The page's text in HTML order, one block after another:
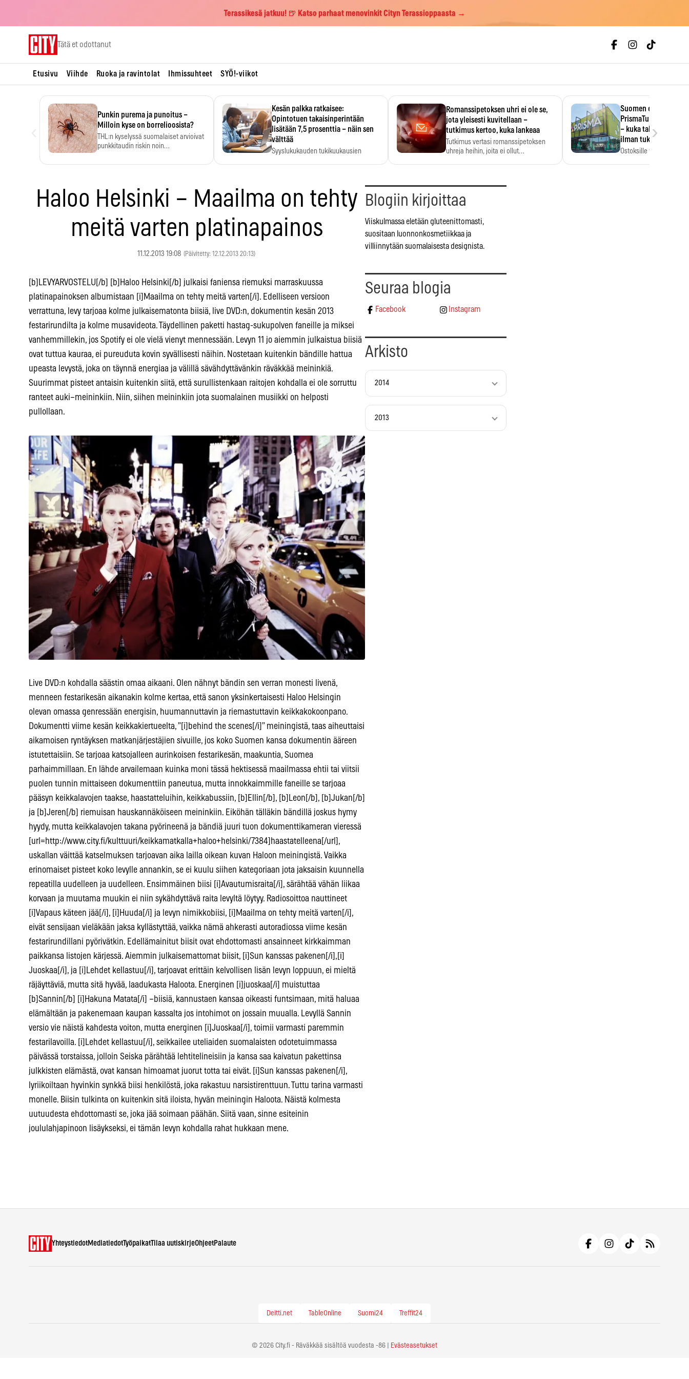
Terassikesä jatkuu! 🍺 Katso parhaat menovinkit Cityn Terassioppaasta →
Tätä et odottanut
Etusivu Viihde Ruoka ja ravintolat Ihmissuhteet SYÖ!-viikot
Punkin purema ja punoitus –
Milloin kyse on borrelioosista?
THL:n kyselyssä suomalaiset arvioivat
punkkitaudin riskin noin
Kesän palkka ratkaisee:
Opintotuen takaisinperintään
lisätään 7,5 prosenttia – näin sen
välttää
Syyslukukauden tukikuukausien
Romanssipetoksen uhri ei ole se,
jota yleisesti kuvitellaan –
tutkimus kertoo, kuka lankeaa
Tutkimus vertasi romanssipetoksen
uhreja heihin, joita ei ollut…
Suomen
PrismaTukku avautui
– kuka tahansa
ilman tukkukorttia
Ostoksille tarvitse
›
Haloo Helsinki – Maailma on tehty
meitä varten platinapainos
11.12.2013 19:08 (Päivitetty: 12.12.2013 20:13)
[b]LEVYARVOSTELU[/b] [b]Haloo Helsinki[/b] julkaisi faniensa riemuksi marraskuussa
platinapainoksen albumistaan [i]Maailma on tehty meitä varten[/i]. Edelliseen versioon
verrattuna, levy tarjoaa kolme julkaisematonta biisiä, live DVD:n, dokumentin kesän 2013
festarirundilta ja kolme musavideota. Täydellinen paketti hastag-sukupolven faneille ja miksei
vanhemmillekin, jos Spotify ei ole vielä vienyt mennessään. Levyn 11 jo aiemmin julkaistua biisiä
ovat tuttua kauraa, ei pureuduta kovin syvällisesti näihin. Nostetaan kuitenkin bändille hattua
upeasta levystä, joka on täynnä energiaa ja välillä sävähdyttävänkin räväkkää meininkiä.
Suurimmat pisteet antaisin kuitenkin siitä, että surullistenkaan raitojen kohdalla ei ole sorruttu
ranteet auki–meininkiin. Niin, siihen meininkiin jota suomalainen musiikki on helposti
pullollaan.
Live DVD:n kohdalla säästin omaa aikaani. Olen nähnyt bändin sen verran monesti livenä,
menneen festarikesän aikanakin kolme kertaa, että sanon yksinkertaisesti Haloo Helsingin
olevan omassa genressään energisin, huumannuttavin ja riemastuttavin keikkakokoonpano.
Dokumentti viime kesän keikkakiertueelta, ”[i]behind the scenes[/i]” meiningistä, taas aiheuttaisi
aikamoisen ryntäyksen matkanjärjestäjien sivuille, jos koko Suomen kansa dokumentin ääreen
istutettaisiin. Se tarjoaa katsojalleen aurinkoisen festarikesän, maakuntia, Suomea
parhaimmillaan. En lähde arvailemaan kuinka moni tässä hektisessä maailmassa ehtii tai viitsii
puolen tunnin mittaiseen dokumenttiin paneutua, mutta innokkaimmille faneille se tarjoaa
pääsyn keikkalavojen taakse, haastatteluihin, keikkabussiin, [b]Ellin[/b], [b]Leon[/b], [b]Jukan[/b]
ja [b]Jeren[/b] riemuisan hauskannäköiseen meininkiin. Eiköhän tälläkin bändillä joskus hymy
hyydy, mutta keikkalavojen takana pyörineenä ja bändiä juuri tuon dokumenttikameran vieressä
[url=http://www.city.fi/kulttuuri/keikkamatkalla+haloo+helsinki/7384]haastatelleena[/url],
uskallan väittää katselmuksen tarjoavan aika lailla oikean kuvan Haloon meiningistä. Vaikka
erinomaiset pisteet koko levylle annankin, se ei kuulu siihen kategoriaan jota jaksaisin kuunnella
repeatilla uudelleen ja uudelleen. Ensimmäinen biisi [i]Avautumisraita[/i], särähtää vähän liikaa
korvaan ja muutama muukin ei niin sykähdyttävä raita levyltä löytyy. Radiosoittoa nauttineet
[i]Vapaus käteen jää[/i], [i]Huuda[/i] ja levyn nimikkobiisi, [i]Maailma on tehty meitä varten[/i],
eivät sensijaan vieläkään jaksa kyllästyttää, vaikka nämä ahkerasti autoradiossa viime kesän
festarirundillani pyörivätkin. Edellämainitut biisit ovat ehdottomasti ansainneet kirkkaimman
paikkansa listojen kärjessä. Aiemmin julkaisemattomat biisit, [i]Sun kanssas pakenen[/i],[i]
Juoskaa[/i], ja [i]Lehdet kellastuu[/i], tarjoavat erittäin kelvollisen lisän levyn loppuun, ei mieltä
räjäyttäviä, mutta sitä hyvää, laadukasta Haloota. Energinen [i]juoskaa[/i] muistuttaa
[b]Sannin[/b] [i]Hakuna Matata[/i] –biisiä, kannustaen kansaa oikeasti funtsimaan, mitä haluaa
elämältään ja pakenemaan kaupan kassalta jos intohimot on jossain muualla. Levyllä Sannin
versio vie näistä kahdesta voiton, mutta energinen [i]Juoskaa[/i], toimii varmasti paremmin
festarilavoilla. [i]Lehdet kellastuu[/i], seikkailee uteliaiden suomalaisten odotetuimmassa
päivässä torstaissa, jolloin Seiska pärähtää lehtitelineisiin ja kansa saa kaivatun pakettinsa
julkkisten elämästä, ovat kansan himoamat juorut totta tai eivät. [i]Sun kanssas pakenen[/i],
lyriikoiltaan hyvinkin synkkä biisi henkilöstä, joka rakastuu narsistirenttuun. Tuttu tarina varmasti
monelle. Biisin tulkinta on kuitenkin sitä iloista, hyvän meiningin Haloota. Näistä kolmesta
uutuudesta ehdottomasti se, joka jää soimaan päähän. Siitä vaan, sinne esiteinin
joululahjapinoon lisäykseksi, ei tämän levyn kohdalla rahat hukkaan mene.
Blogiin kirjoittaa
Viiskulmassa eletään gluteenittomasti,
suositaan luonnonkosmetiikkaa ja
villiinnytään suomalaisesta designista.
Seuraa blogia
Facebook Instagram
Arkisto
2014
2013
YhteystiedotMediatiedotTyöpaikatTilaa uutiskirjeOhjeetPalaute
Deitti.net TableOnline Suomi24 Treffit24
© 2026 City.fi - Räväkkää sisältöä vuodesta -86 | Evästeasetukset